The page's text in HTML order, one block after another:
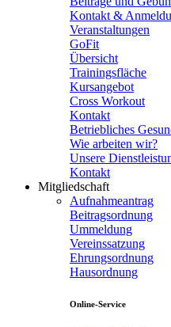
Kontakt &
Veranstaltungen
GoFit
Übersicht
Trainingsfläche
Kursangebot
Cross Workout
Kontakt
Betriebliches
Wie arbeiten wir?
Unsere
Kontakt
Mitgliedschaft
Aufnahmeantrag
Beitragsordnung
Ummeldung
Vereinssatzung
Ehrungsordnung
Hausordnung
Online-Service